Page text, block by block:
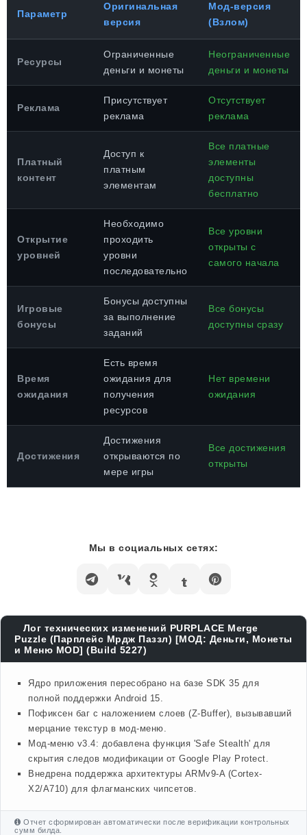
Параметр
Оригинальная
версия
Мод-версия
(Взлом)
Ресурсы
Ограниченные
деньги и монеты
Неограниченные
деньги и монеты
Реклама
Присутствует
реклама
Отсутствует
реклама
Платный
контент
Доступ к
платным
элементам
Все платные
элементы
доступны
бесплатно
Открытие
уровней
Необходимо
проходить
уровни
последовательно
Все уровни
открыты с
самого начала
Игровые
бонусы
Бонусы доступны
за выполнение
заданий
Все бонусы
доступны сразу
Время
ожидания
Есть время
ожидания для
получения
ресурсов
Нет времени
ожидания
Достижения
Достижения
открываются по
мере игры
Все достижения
открыты
Мы в социальных сетях:
Лог технических изменений PURPLACE Merge
Puzzle (Парплейс Мрдж Паззл) [МОД: Деньги, Монеты
и Меню MOD] (Build 5227)
Ядро приложения пересобрано на базе SDK 35 для
полной поддержки Android 15.
Пофиксен баг с наложением слоев (Z-Buffer), вызывавший
мерцание текстур в мод-меню.
Мод-меню v3.4: добавлена функция 'Safe Stealth' для
скрытия следов модификации от Google Play Protect.
Внедрена поддержка архитектуры ARMv9-A (Cortex-
X2/A710) для флагманских чипсетов.
Отчет сформирован автоматически после верификации контрольных
сумм билда.